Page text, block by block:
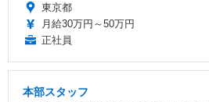
東京都
月給30万円～50万円
正社員
本部スタッフ